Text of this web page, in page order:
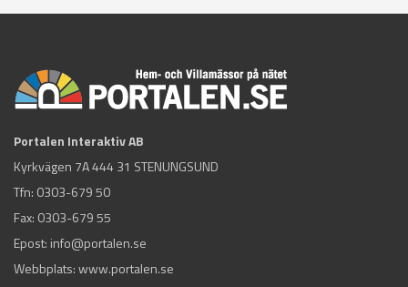
Portalen Interaktiv AB
Kyrkvägen 7A 444 31 STENUNGSUND
Tfn: 0303-679 50
Fax: 0303-679 55
Epost: info@portalen.se
Webbplats: www.portalen.se